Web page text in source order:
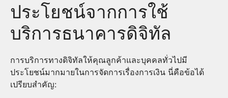
ประโยชน์จากการใช้
บริการธนาคารดิจิทัล
การบริการทางดิจิทัลให้คุณลูกค้าและบุคคลทั่วไปมี
ประโยชน์มากมายในการจัดการเรื่องการเงิน นี่คือข้อได้
เปรียบสำคัญ: